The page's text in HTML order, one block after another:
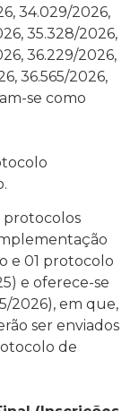
34.029/2026,
35.328/2026,
36.229/2026,
36.565/2026,
se como
protocolos
e 01 protocolo
e oferece-se
2026), em que,
ser enviados
de